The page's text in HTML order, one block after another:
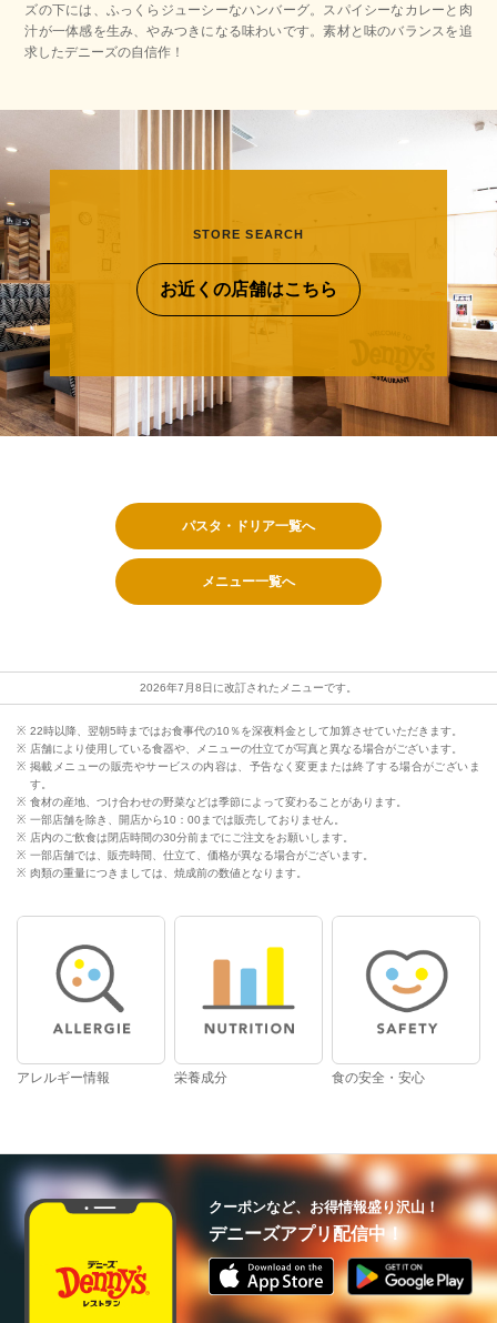
ズの下には、ふっくらジューシーなハンバーグ。スパイシーなカレーと肉
汁が一体感を生み、やみつきになる味わいです。素材と味のバランスを追
求したデニーズの自信作！
STORE SEARCH
お近くの店舗はこちら
パスタ・ドリア一覧へ
メニュー一覧へ
2026年7月8日に改訂されたメニューです。
22時以降、翌朝5時まではお食事代の10％を深夜料金として加算させていただきます。
店舗により使用している食器や、メニューの仕立てが写真と異なる場合がございます。
掲載メニューの販売やサービスの内容は、予告なく変更または終了する場合がございま
す。
食材の産地、つけ合わせの野菜などは季節によって変わることがあります。
一部店舗を除き、開店から10：00までは販売しておりません。
店内のご飲食は閉店時間の30分前までにご注文をお願いします。
一部店舗では、販売時間、仕立て、価格が異なる場合がございます。
肉類の重量につきましては、焼成前の数値となります。
アレルギー情報 栄養成分 食の安全・安心
クーポンなど、お得情報盛り沢山！
デニーズアプリ配信中！